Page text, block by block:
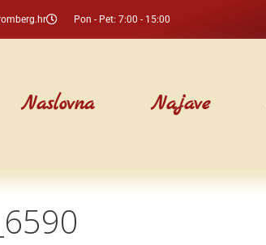
Pon - Pet: 7:00 - 15:00
Naslovna Najave